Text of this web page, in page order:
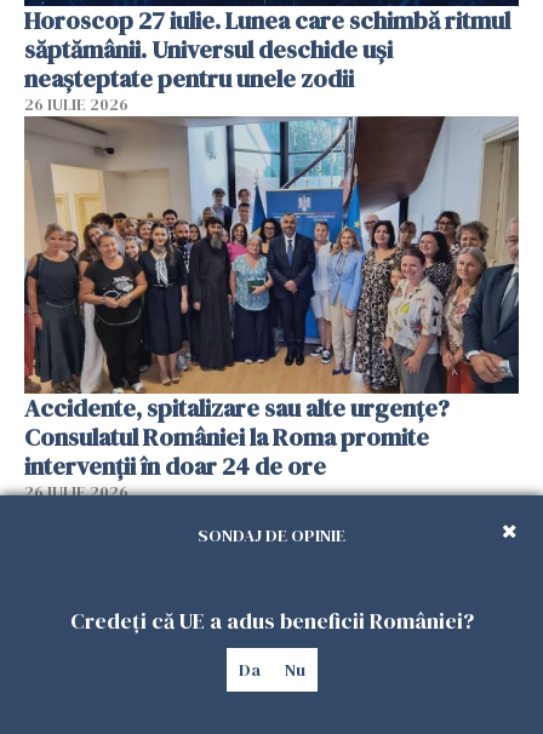
Horoscop 27 iulie. Lunea care schimbă ritmul
săptămânii. Universul deschide uși
neașteptate pentru unele zodii
26 IULIE 2026
Accidente, spitalizare sau alte urgențe?
Consulatul României la Roma promite
intervenții în doar 24 de ore
26 IULIE 2026
SONDAJ DE OPINIE
Credeți că UE a adus beneficii României?
Da Nu